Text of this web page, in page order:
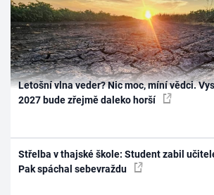
Letošní vlna veder? Nic moc, míní vědci.
2027 bude zřejmě daleko horší
Střelba v thajské škole: Student zabil
Pak spáchal sebevraždu